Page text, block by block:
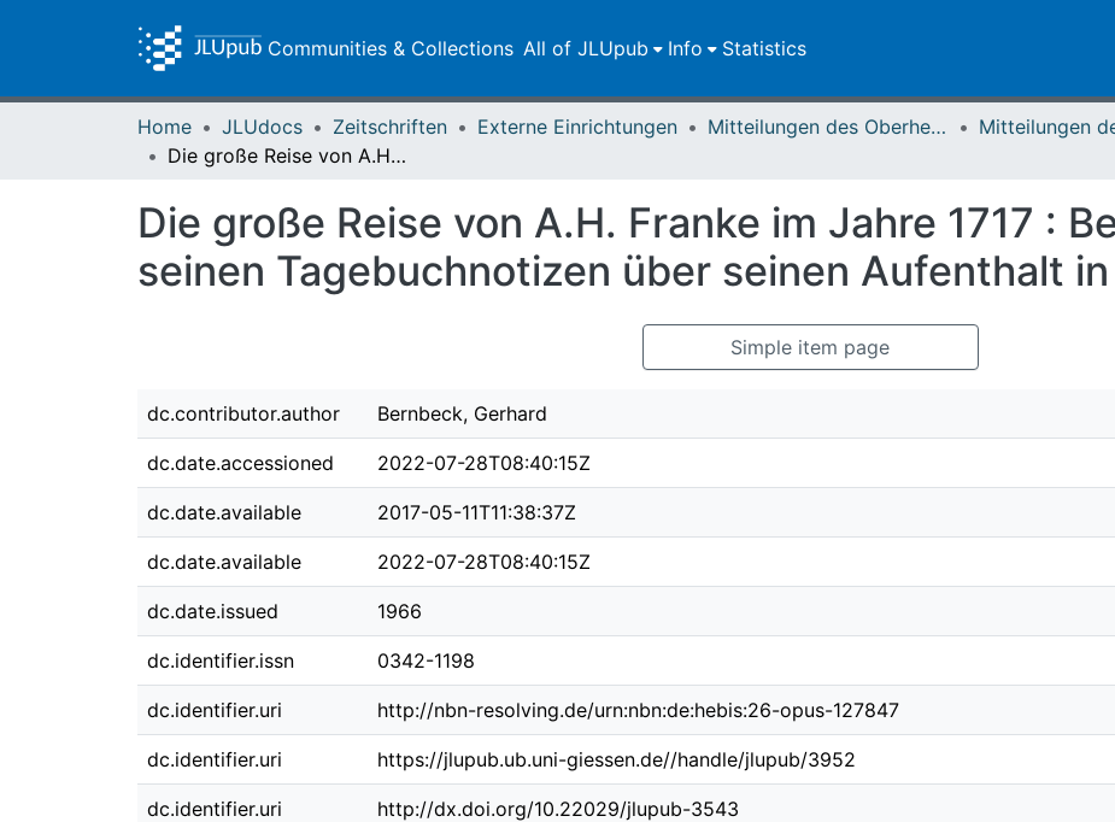
Communities & Collections All of JLUpub Info Statistics
Home JLUdocs Zeitschriften Externe Einrichtungen Mitteilungen des Oberhessischen Geschichtsvereins Gießen
Die große Reise von A.H. Franke im Jahre 1717 : Betrachtungen zu seinen Tagebuchnotizen über seinen Aufenthalt in Gießen
Die große Reise von A.H. Franke im Jahre 1717 :
seinen Tagebuchnotizen über seinen Aufenthalt
Simple item page
dc.contributor.author Bernbeck, Gerhard
dc.date.accessioned 2022-07-28T08:40:15Z
dc.date.available 2017-05-11T11:38:37Z
dc.date.available 2022-07-28T08:40:15Z
dc.date.issued 1966
dc.identifier.issn 0342-1198
dc.identifier.uri http://nbn-resolving.de/urn:nbn:de:hebis:26-opus-127847
dc.identifier.uri https://jlupub.ub.uni-giessen.de//handle/jlupub/3952
dc.identifier.uri http://dx.doi.org/10.22029/jlupub-3543